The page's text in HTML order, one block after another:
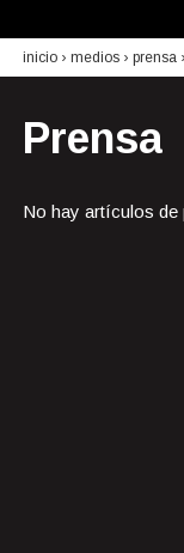
inicio › medios › prensa
Prensa
No hay artículos de